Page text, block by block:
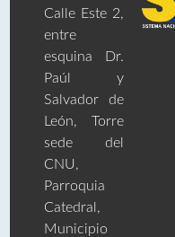
Calle Este 2,
entre
esquina Dr.
Paúl y
Salvador de
León, Torre
sede del
CNU,
Parroquia
Catedral,
Municipio